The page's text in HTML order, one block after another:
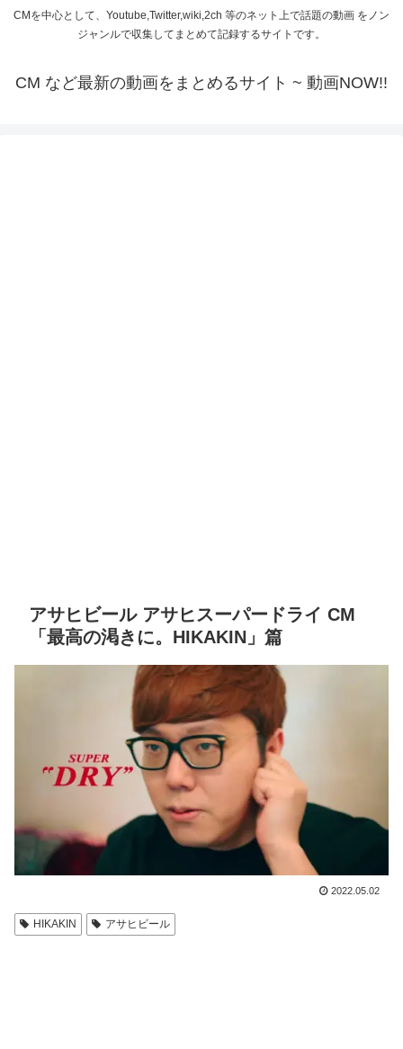
CMを中心として、Youtube,Twitter,wiki,2ch 等のネット上で話題の動画 をノン
ジャンルで収集してまとめて記録するサイトです。
CM など最新の動画をまとめるサイト ~ 動画NOW!!
アサヒビール アサヒスーパードライ CM
「最高の渇きに。HIKAKIN」篇
2022.05.02
HIKAKIN アサヒビール